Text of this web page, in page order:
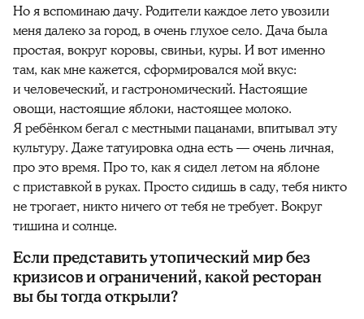
Но я вспоминаю дачу. Родители каждое лето увозили
меня далеко за город, в очень глухое село. Дача была
простая, вокруг коровы, свиньи, куры. И вот именно
там, как мне кажется, сформировался мой вкус:
и человеческий, и гастрономический. Настоящие
овощи, настоящие яблоки, настоящее молоко.
Я ребёнком бегал с местными пацанами, впитывал эту
культуру. Даже татуировка одна есть — очень личная,
про это время. Про то, как я сидел летом на яблоне
с приставкой в руках. Просто сидишь в саду, тебя никто
не трогает, никто ничего от тебя не требует. Вокруг
тишина и солнце.
Если представить утопический мир без
кризисов и ограничений, какой ресторан
вы бы тогда открыли?